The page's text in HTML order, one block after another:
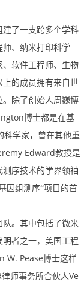
建了一支跨多个学科
师、纳米打印科学
、软件工程师、生物
上的成员拥有来自世
。除了创始人周巍博
博士都是在基
科学家，曾在其他重
教授是
序技术的学界领袖
因组测序“项目的首
队。其中包括了微米
者之一，美国工程
博士这样
律师事务所合伙人Ve